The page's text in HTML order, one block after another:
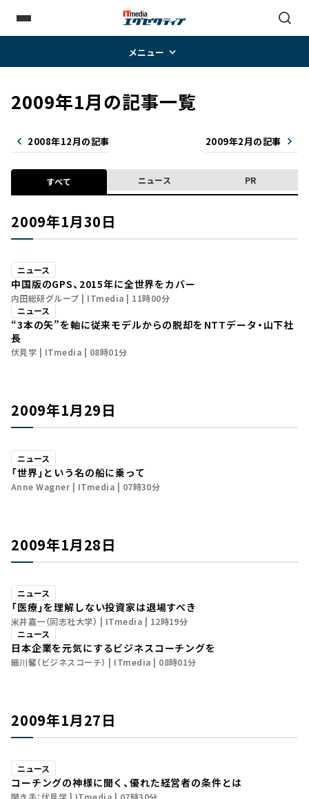
メニュー
2009年1月の記事一覧
2008年12月の記事 2009年2月の記事
すべて ニュース PR
2009年1月30日
ニュース
中国版のGPS、2015年に全世界をカバー
内田総研グループ ITmedia
11時00分
ニュース
“3本の矢”を軸に従来モデルからの脱却を――NTTデータ・山下社
長
伏見学 ITmedia 08時01分
2009年1月29日
ニュース
「世界」という名の船に乗って
Anne Wagner ITmedia 07時30分
2009年1月28日
ニュース
「医療」を理解しない投資家は退場すべき
米井嘉一（同志社大学） ITmedia
12時19分
ニュース
日本企業を元気にするビジネスコーチングを
細川馨（ビジネスコーチ） ITmedia 08時01分
2009年1月27日
ニュース
コーチングの神様に聞く、優れた経営者の条件とは
聞き手：伏見学 ITmedia 07時30分